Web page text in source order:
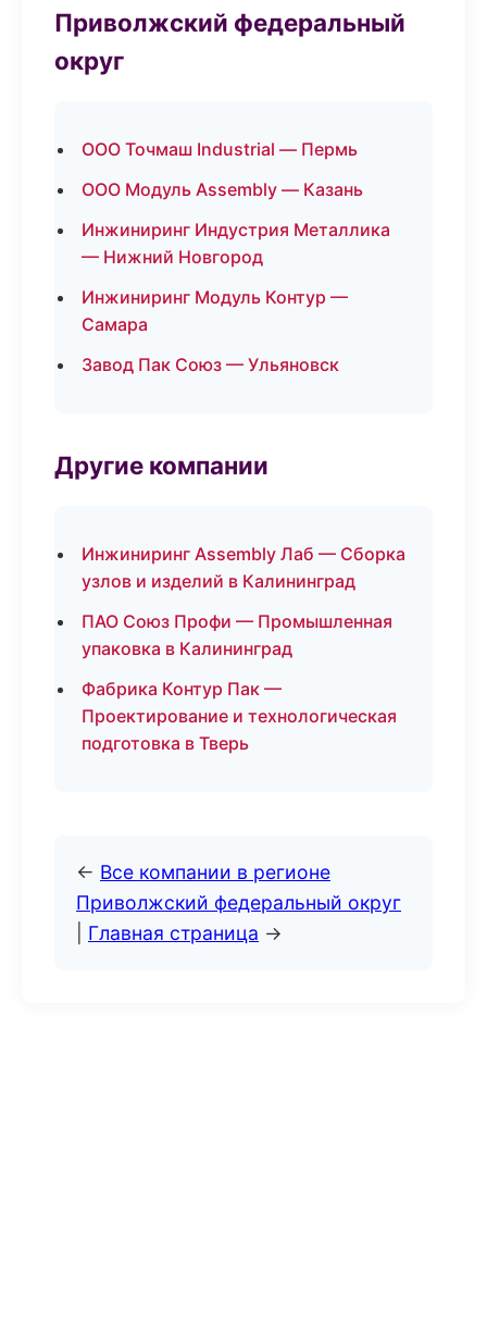
Приволжский федеральный
округ
ООО Точмаш Industrial — Пермь
ООО Модуль Assembly — Казань
Инжиниринг Индустрия Металлика
— Нижний Новгород
Инжиниринг Модуль Контур —
Самара
Завод Пак Союз — Ульяновск
Другие компании
Инжиниринг Assembly Лаб — Сборка
узлов и изделий в Калининград
ПАО Союз Профи — Промышленная
упаковка в Калининград
Фабрика Контур Пак —
Проектирование и технологическая
подготовка в Тверь
← Все компании в регионе
Приволжский федеральный округ
Главная страница →